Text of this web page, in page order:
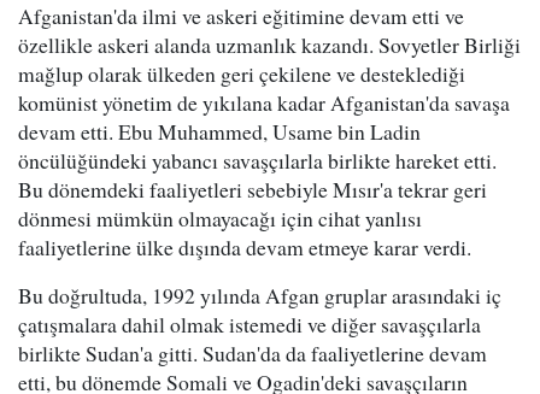
Afganistan'da ilmi ve askeri eğitimine devam etti ve
özellikle askeri alanda uzmanlık kazandı. Sovyetler Birliği
mağlup olarak ülkeden geri çekilene ve desteklediği
komünist yönetim de yıkılana kadar Afganistan'da savaşa
devam etti. Ebu Muhammed, Usame bin Ladin
öncülüğündeki yabancı savaşçılarla birlikte hareket etti.
Bu dönemdeki faaliyetleri sebebiyle Mısır'a tekrar geri
dönmesi mümkün olmayacağı için cihat yanlısı
faaliyetlerine ülke dışında devam etmeye karar verdi.
Bu doğrultuda, 1992 yılında Afgan gruplar arasındaki iç
çatışmalara dahil olmak istemedi ve diğer savaşçılarla
birlikte Sudan'a gitti. Sudan'da da faaliyetlerine devam
etti, bu dönemde Somali ve Ogadin'deki savaşçıların